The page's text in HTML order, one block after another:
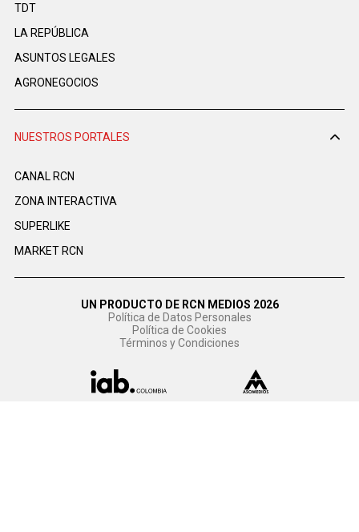
TDT
LA REPÚBLICA
ASUNTOS LEGALES
AGRONEGOCIOS
NUESTROS PORTALES
CANAL RCN
ZONA INTERACTIVA
SUPERLIKE
MARKET RCN
UN PRODUCTO DE RCN MEDIOS 2026
Política de Datos Personales
Política de Cookies
Términos y Condiciones